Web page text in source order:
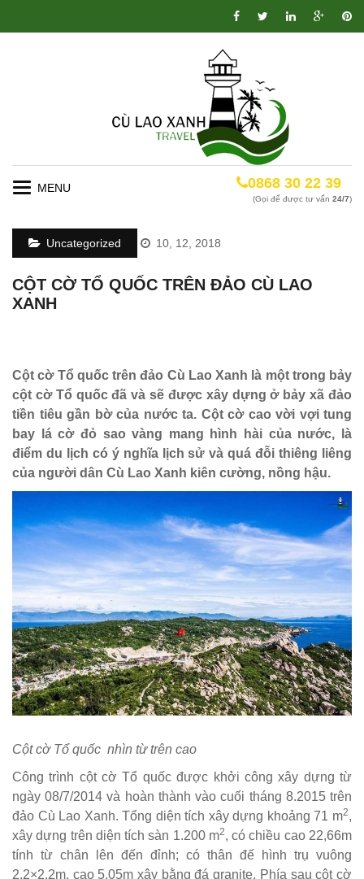
Toggle
0868 30 22 39
(Gọi để được tư vấn 24/7)
Uncategorized 10, 12, 2018
CỘT CỜ TỔ QUỐC TRÊN ĐẢO CÙ LAO
XANH
Cột cờ Tổ quốc trên đảo Cù Lao Xanh là một trong bảy
cột cờ Tổ quốc đã và sẽ được xây dựng ở bảy xã đảo
tiền tiêu gần bờ của nước ta. Cột cờ cao vời vợi tung
bay lá cờ đỏ sao vàng mang hình hài của nước, là
điểm du lịch có ý nghĩa lịch sử và quá đỗi thiêng liêng
của người dân Cù Lao Xanh kiên cường, nồng hậu.
Cột cờ Tổ quốc nhìn từ trên cao
Công trình cột cờ Tổ quốc được khởi công xây dựng từ
ngày 08/7/2014 và hoàn thành vào cuối tháng 8.2015 trên
đảo Cù Lao Xanh. Tổng diện tích xây dựng khoảng 71 m2,
xây dựng trên diện tích sàn 1.200 m2, có chiều cao 22,66m
tính từ chân lên đến đỉnh; có thân đế hình trụ vuông
2,2×2,2m, cao 5,05m xây bằng đá granite. Phía sau cột cờ